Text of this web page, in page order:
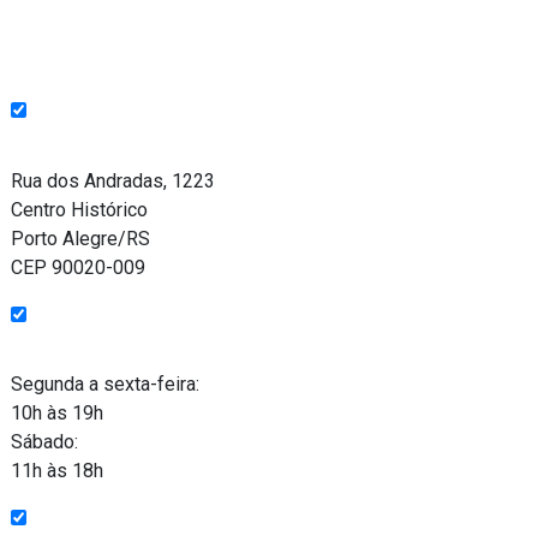
Rua dos Andradas, 1223
Centro Histórico
Porto Alegre/RS
CEP 90020-009
Segunda a sexta-feira:
10h às 19h
Sábado:
11h às 18h